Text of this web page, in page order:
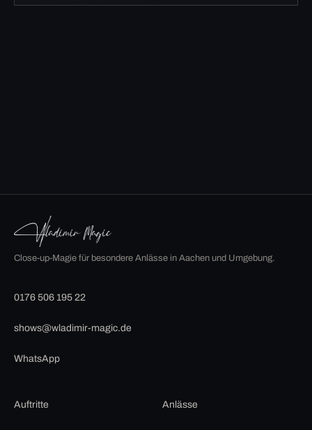
Close-up-Magie für besondere Anlässe in Aachen und Umgebung.
0176 506 195 22
shows@wladimir-magic.de
WhatsApp
Auftritte Anlässe